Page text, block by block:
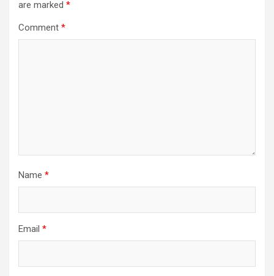
are marked *
Comment *
Name *
Email *